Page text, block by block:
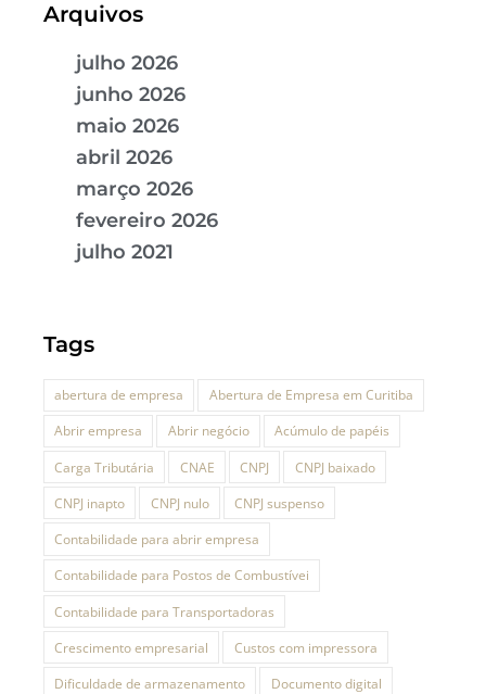
Arquivos
julho 2026
junho 2026
maio 2026
abril 2026
março 2026
fevereiro 2026
julho 2021
Tags
abertura de empresa
Abertura de Empresa em Curitiba
Abrir empresa
Abrir negócio
Acúmulo de papéis
Carga Tributária
CNAE CNPJ
CNPJ baixado
CNPJ inapto
CNPJ nulo
CNPJ suspenso
Contabilidade para abrir empresa
Contabilidade para Postos de Combustívei
Contabilidade para Transportadoras
Crescimento empresarial
Custos com impressora
Dificuldade de armazenamento
Documento digital